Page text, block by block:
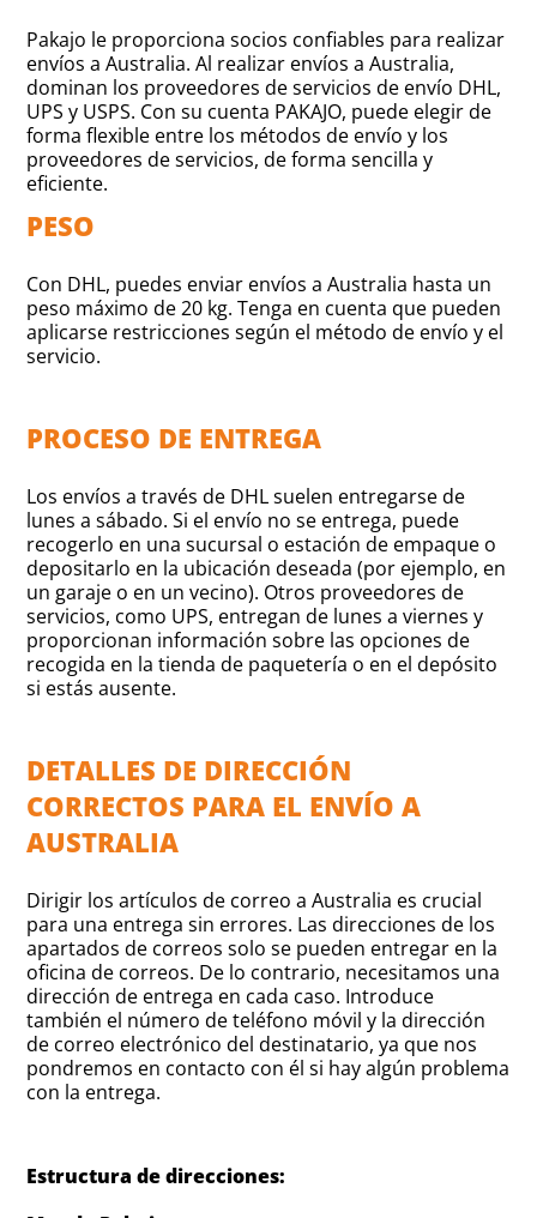
Pakajo le proporciona socios confiables para realizar
envíos a Australia. Al realizar envíos a Australia,
dominan los proveedores de servicios de envío DHL,
UPS y USPS. Con su cuenta PAKAJO, puede elegir de
forma flexible entre los métodos de envío y los
proveedores de servicios, de forma sencilla y
eficiente.
PESO
Con DHL, puedes enviar envíos a Australia hasta un
peso máximo de 20 kg. Tenga en cuenta que pueden
aplicarse restricciones según el método de envío y el
servicio.
PROCESO DE ENTREGA
Los envíos a través de DHL suelen entregarse de
lunes a sábado. Si el envío no se entrega, puede
recogerlo en una sucursal o estación de empaque o
depositarlo en la ubicación deseada (por ejemplo, en
un garaje o en un vecino). Otros proveedores de
servicios, como UPS, entregan de lunes a viernes y
proporcionan información sobre las opciones de
recogida en la tienda de paquetería o en el depósito
si estás ausente.
DETALLES DE DIRECCIÓN
CORRECTOS PARA EL ENVÍO A
AUSTRALIA
Dirigir los artículos de correo a Australia es crucial
para una entrega sin errores. Las direcciones de los
apartados de correos solo se pueden entregar en la
oficina de correos. De lo contrario, necesitamos una
dirección de entrega en cada caso. Introduce
también el número de teléfono móvil y la dirección
de correo electrónico del destinatario, ya que nos
pondremos en contacto con él si hay algún problema
con la entrega.
Estructura de direcciones: